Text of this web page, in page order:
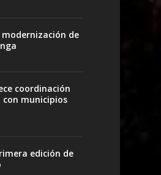
de
coordinación
con municipios
edición de